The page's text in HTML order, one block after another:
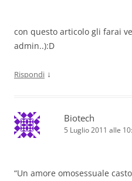
con questo articolo gli farai
admin..):D
Rispondi ↓
Biotech
5 Luglio 2011 alle
“Un amore omosessuale